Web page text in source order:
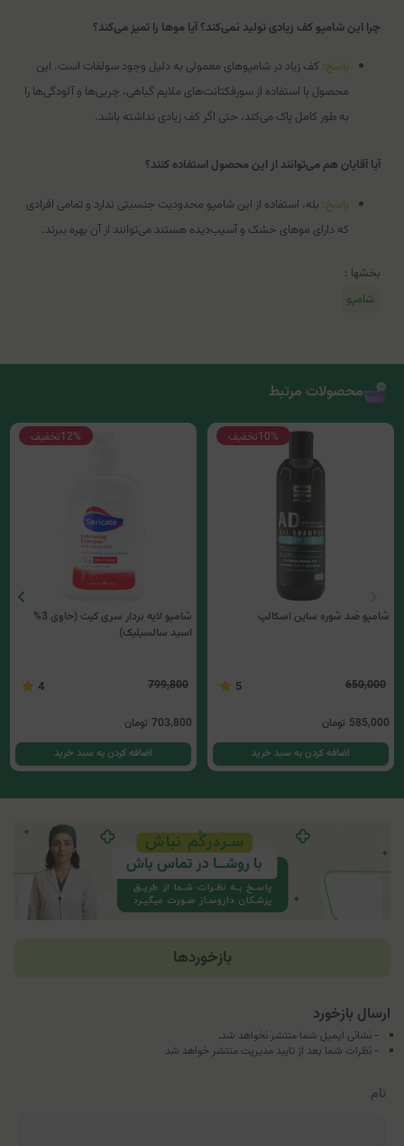
چرا این شامپو کف زیادی تولید نمی‌کند؟ آیا موها را تمیز می‌کند؟
پاسخ: کف زیاد در شامپوهای معمولی به دلیل وجود سولفات است. این
محصول با استفاده از سورفکتانت‌های ملایم گیاهی، چربی‌ها و آلودگی‌ها را
به طور کامل پاک می‌کند، حتی اگر کف زیادی نداشته باشد.
آیا آقایان هم می‌توانند از این محصول استفاده کنند؟
پاسخ: بله، استفاده از این شامپو محدودیت جنسیتی ندارد و تمامی افرادی
که دارای موهای خشک و آسیب‌دیده هستند می‌توانند از آن بهره ببرند.
بخشها :
شامپو
محصولات مرتبط
10%تخفیف
شامپو ضد شوره ساین اسکالپ
650,000
5
585,000 تومان
اضافه کردن به سبد خرید
12%تخفیف
شامپو لایه بردار سری کیت (حاوی 3%
اسید سالسیلیک)
799,800
4
703,800 تومان
اضافه کردن به سبد خرید
بازخوردها
ارسال بازخورد
- نشانی ایمیل شما منتشر نخواهد شد.
- نظرات شما بعد از تایید مدیریت منتشر خواهد شد
نام